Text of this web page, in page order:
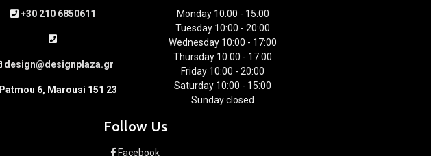
+30 210 6850611
design@designplaza.gr
Patmou 6, Marousi 151 23
Monday 10:00 - 15:00
Tuesday 10:00 - 20:00
Wednesday 10:00 - 17:00
Thursday 10:00 - 17:00
Friday 10:00 - 20:00
Saturday 10:00 - 15:00
Sunday closed
Follow Us
Facebook